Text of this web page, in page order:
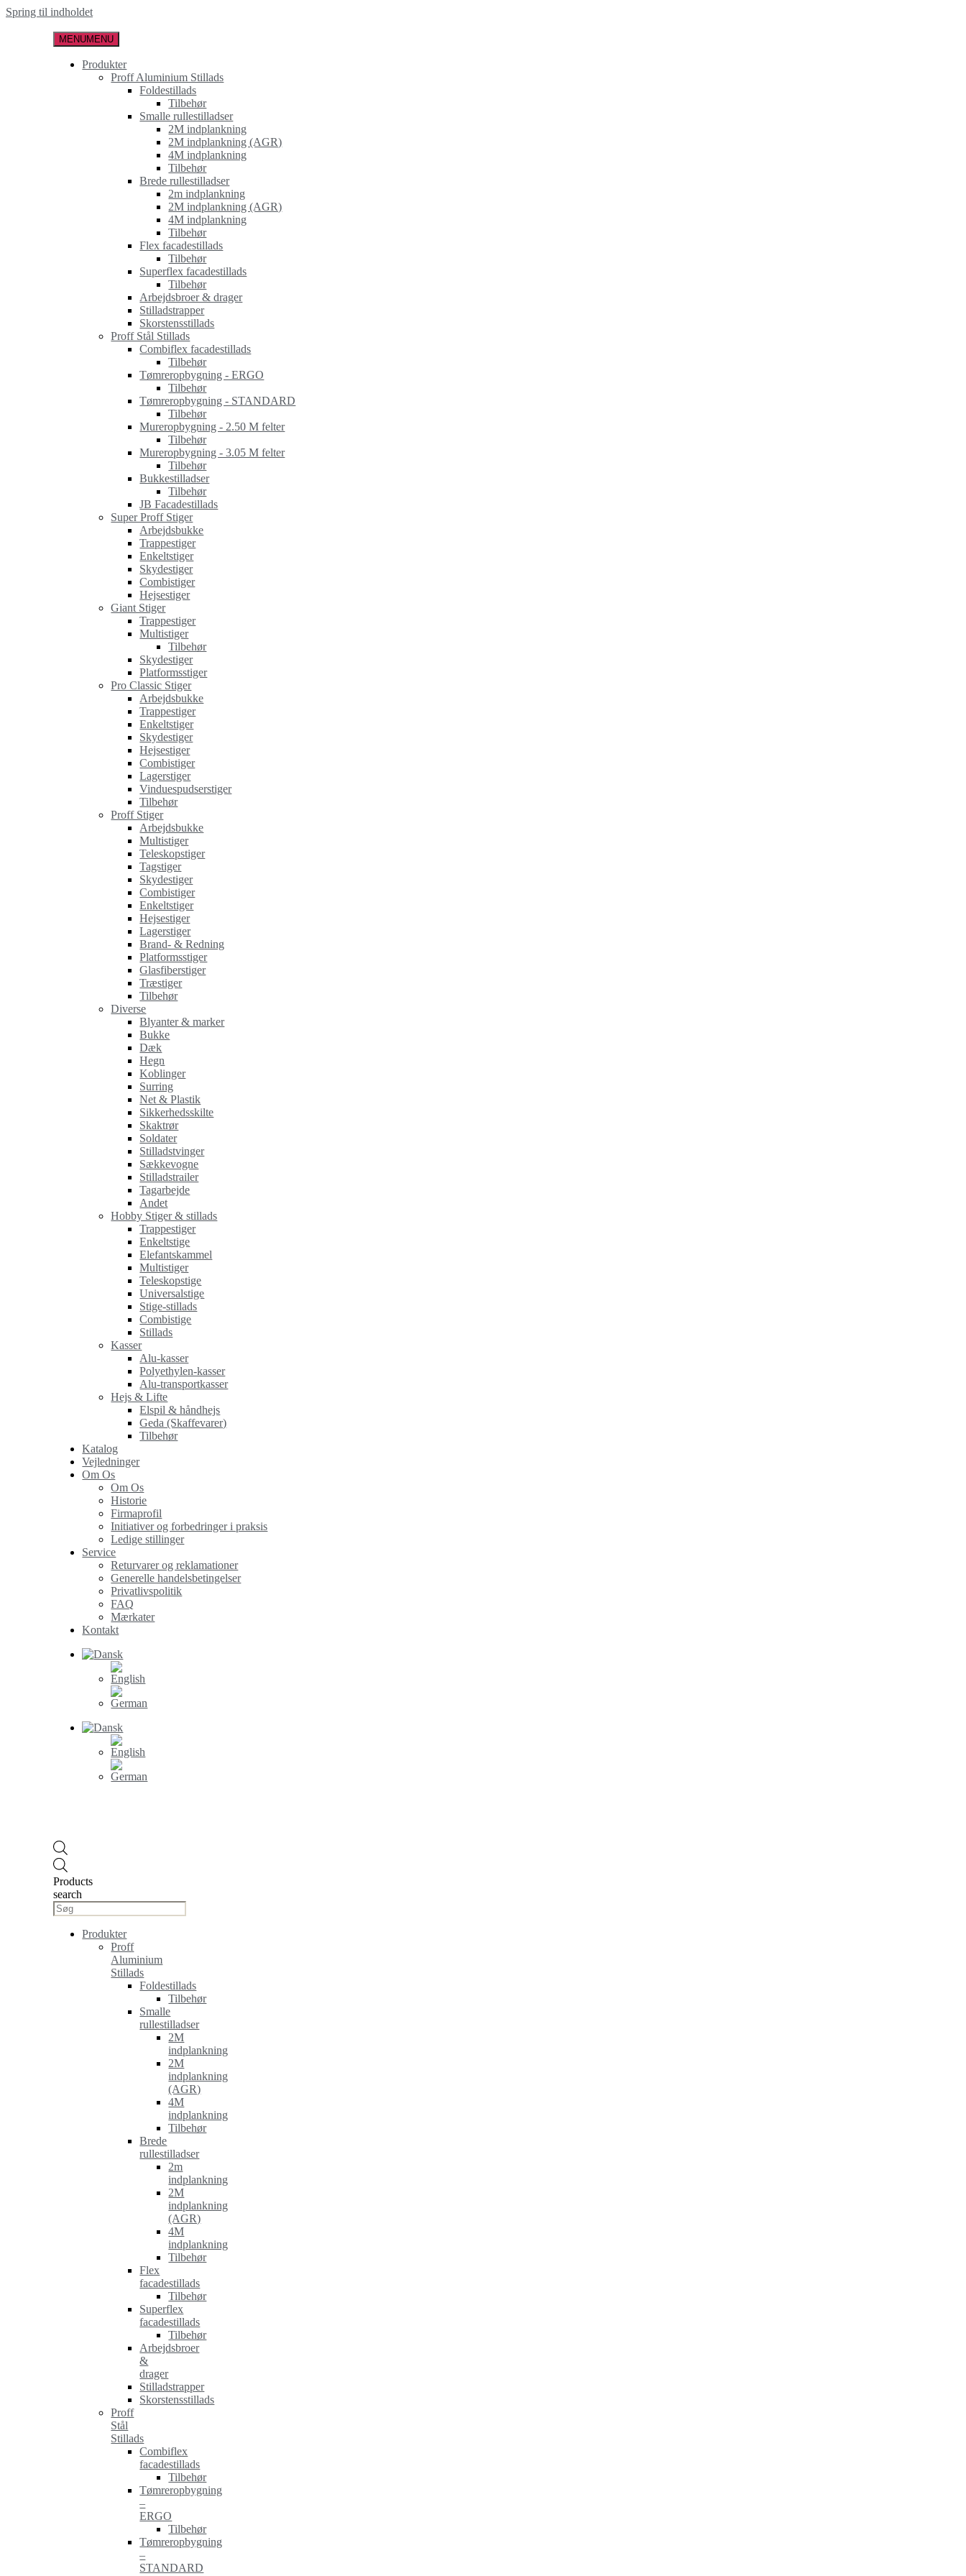
Spring til indholdet
MENUMENU
Produkter
Proff Aluminium Stillads
Foldestillads
Tilbehør
Smalle rullestilladser
2M indplankning
2M indplankning (AGR)
4M indplankning
Tilbehør
Brede rullestilladser
2m indplankning
2M indplankning (AGR)
4M indplankning
Tilbehør
Flex facadestillads
Tilbehør
Superflex facadestillads
Tilbehør
Arbejdsbroer & drager
Stilladstrapper
Skorstensstillads
Proff Stål Stillads
Combiflex facadestillads
Tilbehør
Tømreropbygning - ERGO
Tilbehør
Tømreropbygning - STANDARD
Tilbehør
Mureropbygning - 2.50 M felter
Tilbehør
Mureropbygning - 3.05 M felter
Tilbehør
Bukkestilladser
Tilbehør
JB Facadestillads
Super Proff Stiger
Arbejdsbukke
Trappestiger
Enkeltstiger
Skydestiger
Combistiger
Hejsestiger
Giant Stiger
Trappestiger
Multistiger
Tilbehør
Skydestiger
Platformsstiger
Pro Classic Stiger
Arbejdsbukke
Trappestiger
Enkeltstiger
Skydestiger
Hejsestiger
Combistiger
Lagerstiger
Vinduespudserstiger
Tilbehør
Proff Stiger
Arbejdsbukke
Multistiger
Teleskopstiger
Tagstiger
Skydestiger
Combistiger
Enkeltstiger
Hejsestiger
Lagerstiger
Brand- & Redning
Platformsstiger
Glasfiberstiger
Træstiger
Tilbehør
Diverse
Blyanter & marker
Bukke
Dæk
Hegn
Koblinger
Surring
Net & Plastik
Sikkerhedsskilte
Skaktrør
Soldater
Stilladstvinger
Sækkevogne
Stilladstrailer
Tagarbejde
Andet
Hobby Stiger & stillads
Trappestiger
Enkeltstige
Elefantskammel
Multistiger
Teleskopstige
Universalstige
Stige-stillads
Combistige
Stillads
Kasser
Alu-kasser
Polyethylen-kasser
Alu-transportkasser
Hejs & Lifte
Elspil & håndhejs
Geda (Skaffevarer)
Tilbehør
Katalog
Vejledninger
Om Os
Om Os
Historie
Firmaprofil
Initiativer og forbedringer i praksis
Ledige stillinger
Service
Returvarer og reklamationer
Generelle handelsbetingelser
Privatlivspolitik
FAQ
Mærkater
Kontakt
Products
search
Produkter
Proff
Aluminium
Stillads
Foldestillads
Tilbehør
Smalle
rullestilladser
2M
indplankning
2M
indplankning
(AGR)
4M
indplankning
Tilbehør
Brede
rullestilladser
2m
indplankning
2M
indplankning
(AGR)
4M
indplankning
Tilbehør
Flex
facadestillads
Tilbehør
Superflex
facadestillads
Tilbehør
Arbejdsbroer
&
drager
Stilladstrapper
Skorstensstillads
Proff
Stål
Stillads
Combiflex
facadestillads
Tilbehør
Tømreropbygning
–
ERGO
Tilbehør
Tømreropbygning
–
STANDARD